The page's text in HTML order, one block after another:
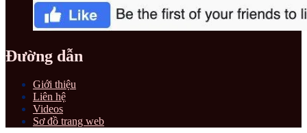
Đường dẫn
Giới thiệu
Liên hệ
Videos
Sơ đồ trang web